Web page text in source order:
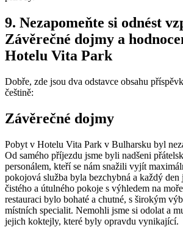
9. Nezapomeňte si odnést
Závěrečné dojmy a
Hotelu Vita Park
Dobře, zde jsou dva odstavce obsahu
češtině:
Závěrečné dojmy
Pobyt v Hotelu Vita Park v Bulharsku byl
Od samého příjezdu jsme byli nadšeni
personálem, kteří se nám snažili vyjít
pokojová služba byla bezchybná a každý den
čistého a útulného pokoje s výhledem na
restauraci bylo bohaté a chutné, s širokým
místních specialit. Nemohli jsme si odolat a
jejich koktejly, které byly opravdu vynikající.